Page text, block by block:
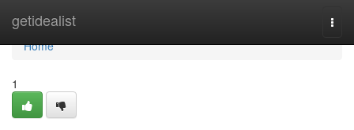
getidealist
Home
Home
1